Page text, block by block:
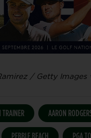
/ Getty Images
TRAINER AARON
PEBBLE BEACH PGA